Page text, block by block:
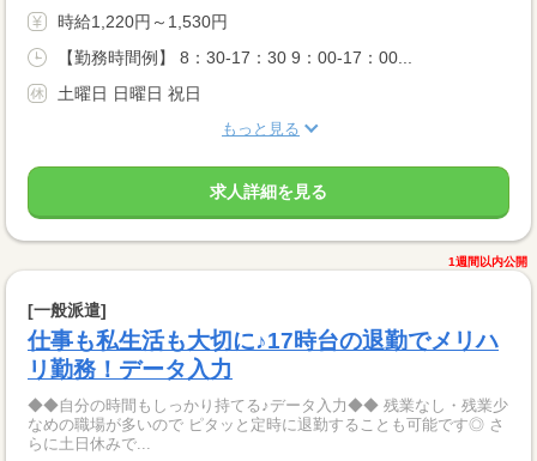
時給1,220円～1,530円
【勤務時間例】 8：30-17：30 9：00-17：00...
土曜日 日曜日 祝日
もっと見る
求人詳細を見る
1週間以内公開
[一般派遣]
仕事も私生活も大切に♪17時台の退勤でメリハ
リ勤務！データ入力
◆◆自分の時間もしっかり持てる♪データ入力◆◆ 残業なし・残業少
なめの職場が多いので ピタッと定時に退勤することも可能です◎ さ
らに土日休みで...